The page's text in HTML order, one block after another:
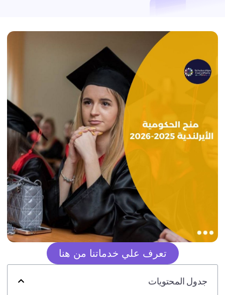
تعرف علي خدماتنا من هنا
جدول المحتويات